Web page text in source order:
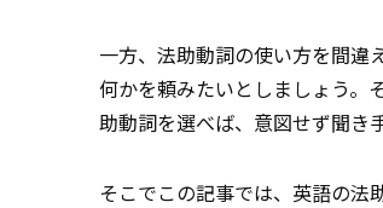
一方、法助動詞の使い方を間違
何かを頼みたいとしましょう。
助動詞を選べば、意図せず聞き
そこでこの記事では、英語の法